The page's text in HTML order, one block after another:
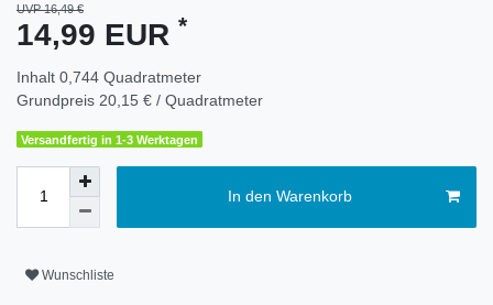
UVP 16,49 €
14,99 EUR *
Inhalt 0,744 Quadratmeter
Grundpreis 20,15 € / Quadratmeter
Versandfertig in 1-3 Werktagen
In den Warenkorb
Wunschliste